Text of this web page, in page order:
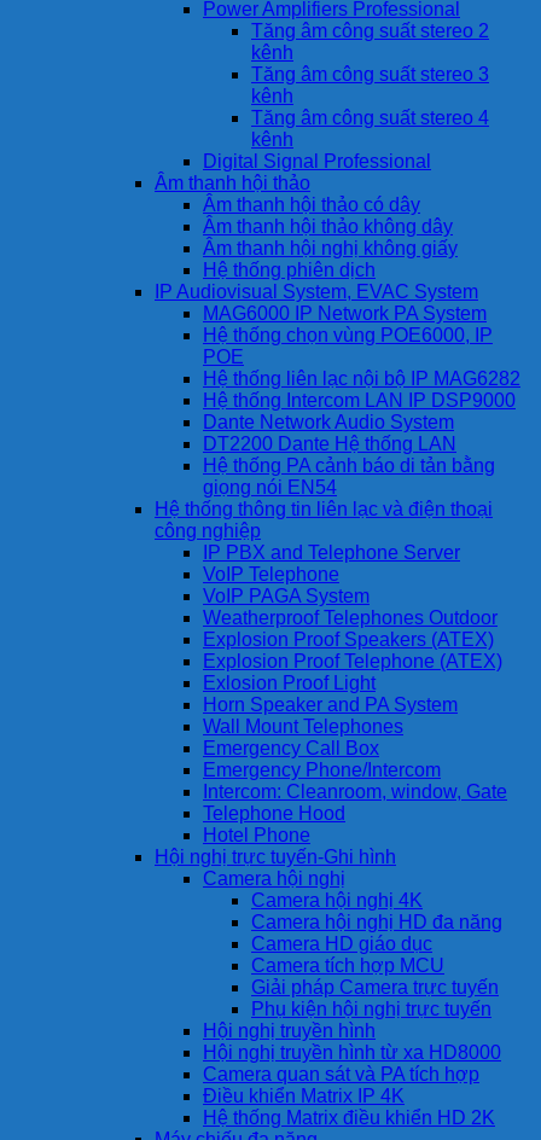
Power Amplifiers Professional
Tăng âm công suất stereo 2
kênh
Tăng âm công suất stereo 3
kênh
Tăng âm công suất stereo 4
kênh
Digital Signal Professional
Âm thanh hội thảo
Âm thanh hội thảo có dây
Âm thanh hội thảo không dây
Âm thanh hội nghị không giấy
Hệ thống phiên dịch
IP Audiovisual System, EVAC System
MAG6000 IP Network PA System
Hệ thống chọn vùng POE6000, IP
POE
Hệ thống liên lạc nội bộ IP MAG6282
Hệ thống Intercom LAN IP DSP9000
Dante Network Audio System
DT2200 Dante Hệ thống LAN
Hệ thống PA cảnh báo di tản bằng
giọng nói EN54
Hệ thống thông tin liên lạc và điện thoại
công nghiệp
IP PBX and Telephone Server
VoIP Telephone
VoIP PAGA System
Weatherproof Telephones Outdoor
Explosion Proof Speakers (ATEX)
Explosion Proof Telephone (ATEX)
Exlosion Proof Light
Horn Speaker and PA System
Wall Mount Telephones
Emergency Call Box
Emergency Phone/Intercom
Intercom: Cleanroom, window, Gate
Telephone Hood
Hotel Phone
Hội nghị trực tuyến-Ghi hình
Camera hội nghị
Camera hội nghị 4K
Camera hội nghị HD đa năng
Camera HD giáo dục
Camera tích hợp MCU
Giải pháp Camera trực tuyến
Phụ kiện hội nghị trực tuyến
Hội nghị truyền hình
Hội nghị truyền hình từ xa HD8000
Camera quan sát và PA tích hợp
Điều khiển Matrix IP 4K
Hệ thống Matrix điều khiển HD 2K